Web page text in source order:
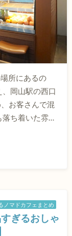
所にあるの
岡山駅の西口
お客さんで混
落ち着いた雰…
ノマドカフェまとめ
ぎるおしゃ